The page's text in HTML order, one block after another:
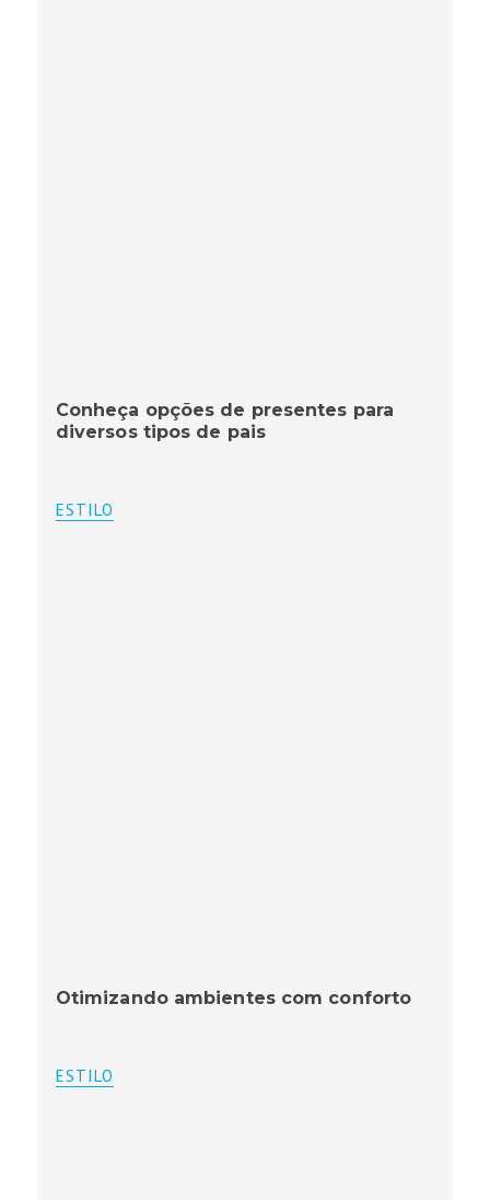
Conheça opções de presentes para
diversos tipos de pais
ESTILO
Otimizando ambientes com conforto
ESTILO